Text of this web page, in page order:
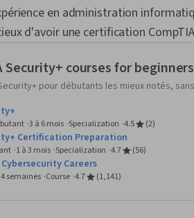
en administration
d'avoir une certification
Security+ courses for beginners
pour débutants les mieux notés,
3 à 6 mois Specialization 4.5
(2)
Certification Preparation
1 à 3 mois Specialization 4.7
(56)
Careers
4 semaines Course 4.7 (1,141)